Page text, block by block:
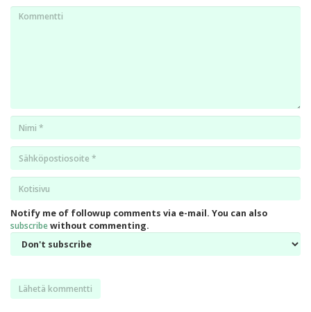
Kommentti
Notify me of followup comments via e-mail. You can also
subscribewithout commenting.